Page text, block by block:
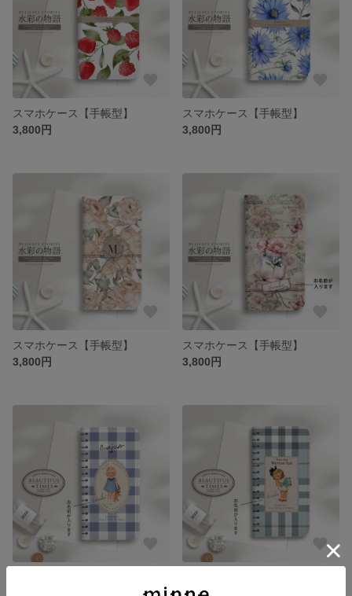
スマホケース【手帳型】
3,800円
スマホケース【手帳型】
3,800円
スマホケース【手帳型】
3,800円
スマホケース【手帳型】
3,800円
3,800円